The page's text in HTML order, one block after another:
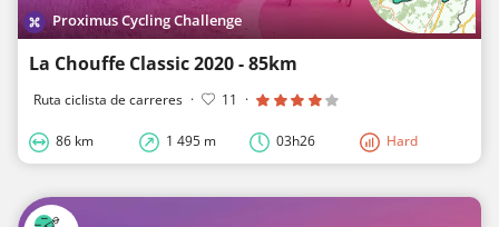
Proximus Cycling Challenge
La Chouffe Classic 2020 - 85km
Ruta ciclista de carreres · 11 ·
86 km 1 495 m 03h26 Hard